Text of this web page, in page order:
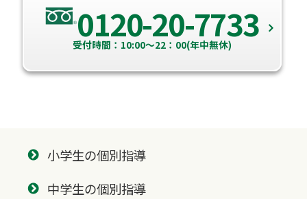
0120-20-7733
受付時間：10:00～22：00(年中無休)
小学生の個別指導
中学生の個別指導